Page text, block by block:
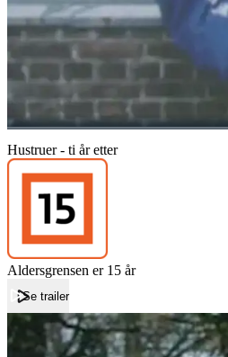
Hustruer - ti år etter
Aldersgrensen er 15 år
Se trailer
Forside
Hustruer - ti år etter